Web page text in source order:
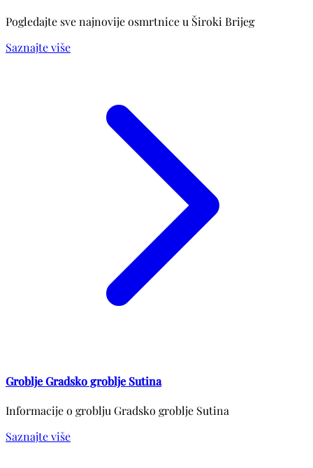
Pogledajte sve najnovije osmrtnice u Široki Brijeg
Saznajte više
Groblje Gradsko groblje Sutina
Informacije o groblju Gradsko groblje Sutina
Saznajte više